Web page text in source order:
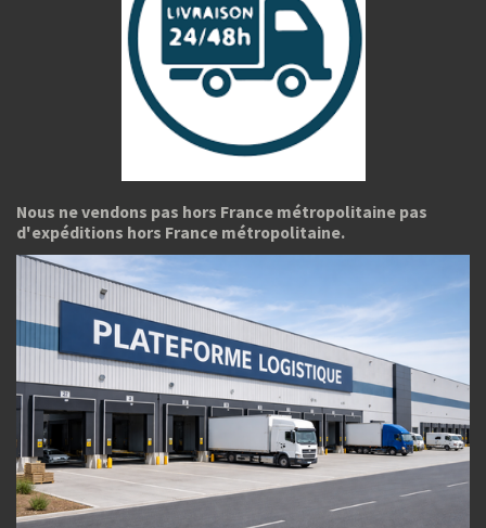
Nous ne vendons pas hors France métropolitaine pas
d'expéditions hors France métropolitaine.